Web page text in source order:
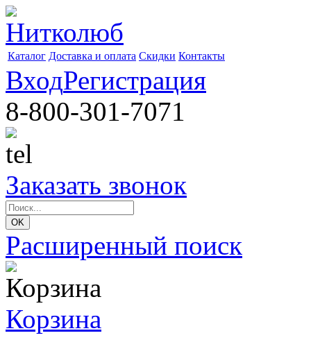
Каталог Доставка и оплата Скидки Контакты
ВходРегистрация
8-800-301-7071
Заказать звонок
Расширенный поиск
Корзина